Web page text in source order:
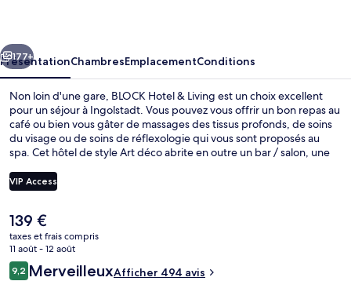
Suivant
177+
PrésentationChambresEmplacementConditions
Non loin d'une gare, BLOCK Hotel & Living est un choix excellent
pour un séjour à Ingolstadt. Vous pouvez vous offrir un bon repas au
café ou bien vous gâter de massages des tissus profonds, de soins
du visage ou de soins de réflexologie qui vous sont proposés au
spa. Cet hôtel de style Art déco abrite en outre un bar / salon, une
VIP Access
Le
prix
actuel
est
de
139 €
taxes et frais compris
11 août - 12 août
Avis
voyageurs
9,29,2 sur 10
MerveilleuxAfficher 494 avis